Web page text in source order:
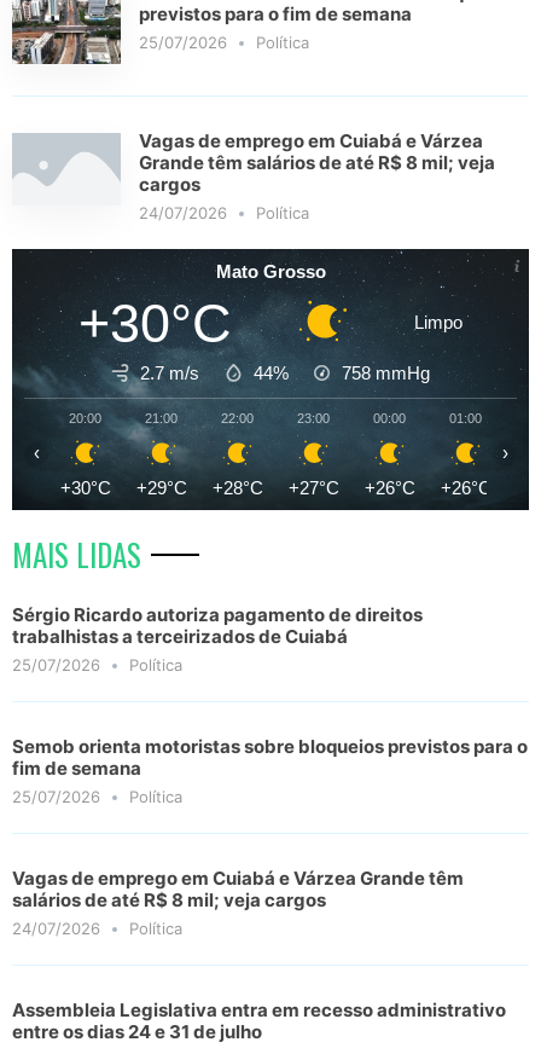
previstos para o fim de semana
25/07/2026 Política
Vagas de emprego em Cuiabá e Várzea
Grande têm salários de até R$ 8 mil; veja
cargos
24/07/2026 Política
Mato Grosso
+30°C Limpo
2.7 m/s 44% 758 mmHg
20:00
+30°C
21:00
+29°C
22:00
+28°C
23:00
+27°C
00:00
+26°C
01:00
+26°C
‹ ›
MAIS LIDAS
Sérgio Ricardo autoriza pagamento de direitos
trabalhistas a terceirizados de Cuiabá
25/07/2026 Política
Semob orienta motoristas sobre bloqueios previstos para o
fim de semana
25/07/2026 Política
Vagas de emprego em Cuiabá e Várzea Grande têm
salários de até R$ 8 mil; veja cargos
24/07/2026 Política
Assembleia Legislativa entra em recesso administrativo
entre os dias 24 e 31 de julho